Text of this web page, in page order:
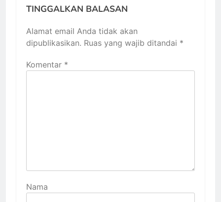
TINGGALKAN BALASAN
Alamat email Anda tidak akan
dipublikasikan. Ruas yang wajib ditandai *
Komentar *
Nama